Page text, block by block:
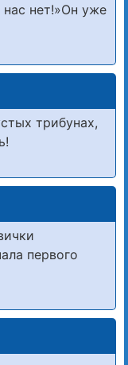
нас нет!»Он уже
трибунах,
первого